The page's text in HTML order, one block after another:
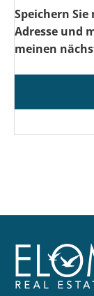
Speichern
Adresse und
meinen